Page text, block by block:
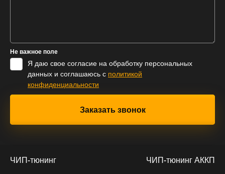
Не важное поле
Я даю свое согласие на обработку персональных
данных и соглашаюсь с политикой
конфиденциальности
ЧИП-тюнинг
ЧИП-тюнинг АККП